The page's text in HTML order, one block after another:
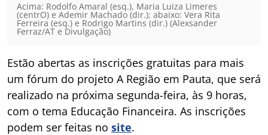
Acima: Rodolfo Amaral (esq.), Maria Luiza Limeres
(centrO) e Ademir Machado (dir.); abaixo: Vera Rita
Ferreira (esq.) e Rodrigo Martins (dir.) (Alexsander
Ferraz/AT e Divulgação)
Estão abertas as inscrições gratuitas para mais
um fórum do projeto A Região em Pauta, que será
realizado na próxima segunda-feira, às 9 horas,
com o tema Educação Financeira. As inscrições
podem ser feitas no site.